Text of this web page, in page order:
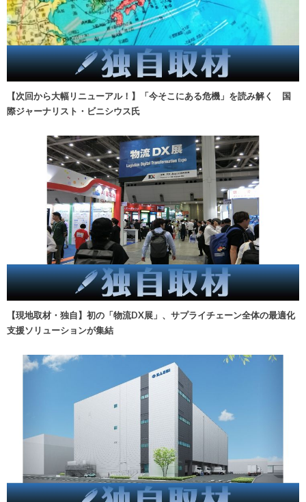
【次回から大幅リニューアル！】「今そこにある危機」を読み解く 国
際ジャーナリスト・ビニシウス氏
【現地取材・独自】初の「物流DX展」、サプライチェーン全体の最適化
支援ソリューションが集結